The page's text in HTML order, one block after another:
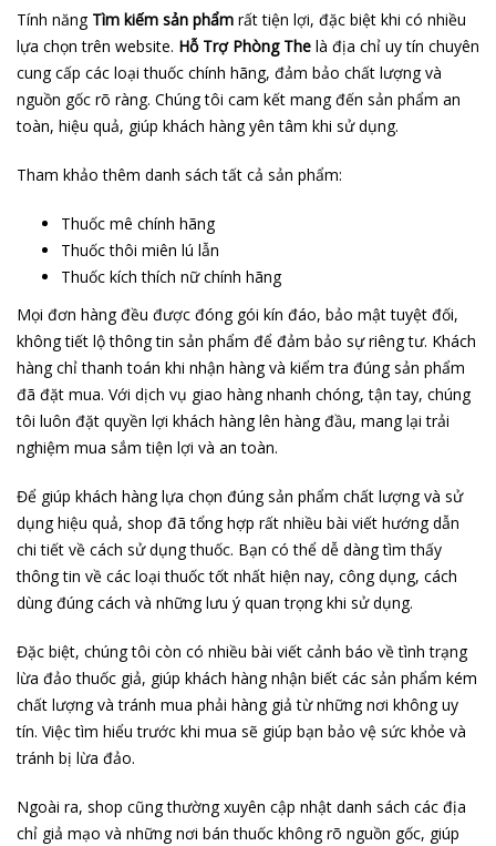
Tính năng Tìm kiếm sản phẩm rất tiện lợi, đặc biệt khi có nhiều
lựa chọn trên website. Hỗ Trợ Phòng The là địa chỉ uy tín chuyên
cung cấp các loại thuốc chính hãng, đảm bảo chất lượng và
nguồn gốc rõ ràng. Chúng tôi cam kết mang đến sản phẩm an
toàn, hiệu quả, giúp khách hàng yên tâm khi sử dụng.
Tham khảo thêm danh sách tất cả sản phẩm:
Thuốc mê chính hãng
Thuốc thôi miên lú lẫn
Thuốc kích thích nữ chính hãng
Mọi đơn hàng đều được đóng gói kín đáo, bảo mật tuyệt đối,
không tiết lộ thông tin sản phẩm để đảm bảo sự riêng tư. Khách
hàng chỉ thanh toán khi nhận hàng và kiểm tra đúng sản phẩm
đã đặt mua. Với dịch vụ giao hàng nhanh chóng, tận tay, chúng
tôi luôn đặt quyền lợi khách hàng lên hàng đầu, mang lại trải
nghiệm mua sắm tiện lợi và an toàn.
Để giúp khách hàng lựa chọn đúng sản phẩm chất lượng và sử
dụng hiệu quả, shop đã tổng hợp rất nhiều bài viết hướng dẫn
chi tiết về cách sử dụng thuốc. Bạn có thể dễ dàng tìm thấy
thông tin về các loại thuốc tốt nhất hiện nay, công dụng, cách
dùng đúng cách và những lưu ý quan trọng khi sử dụng.
Đặc biệt, chúng tôi còn có nhiều bài viết cảnh báo về tình trạng
lừa đảo thuốc giả, giúp khách hàng nhận biết các sản phẩm kém
chất lượng và tránh mua phải hàng giả từ những nơi không uy
tín. Việc tìm hiểu trước khi mua sẽ giúp bạn bảo vệ sức khỏe và
tránh bị lừa đảo.
Ngoài ra, shop cũng thường xuyên cập nhật danh sách các địa
chỉ giả mạo và những nơi bán thuốc không rõ nguồn gốc, giúp